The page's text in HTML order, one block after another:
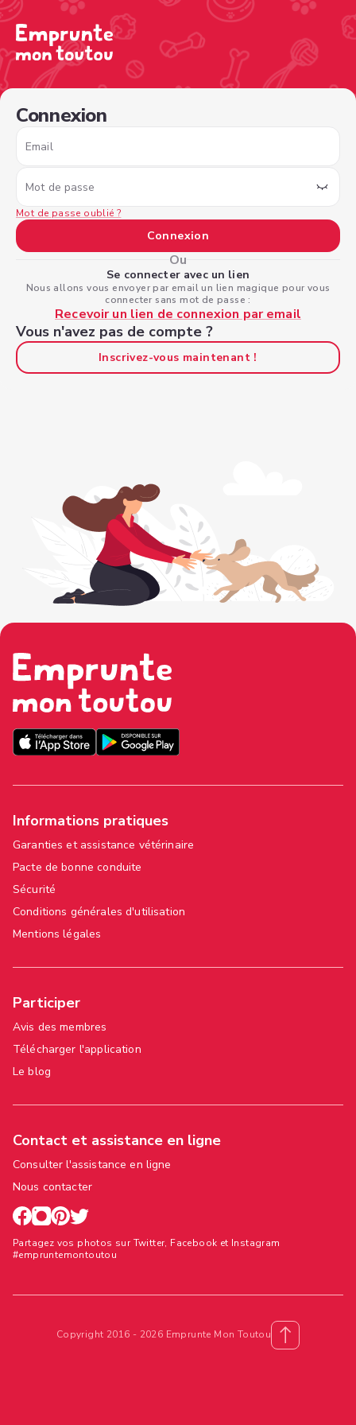
Connexion
Email
Mot de passe
Mot de passe oublié ?
Connexion
Ou
Se connecter avec un lien
Nous allons vous envoyer par email un lien magique pour vous
connecter sans mot de passe :
Recevoir un lien de connexion par email
Vous n'avez pas de compte ?
Inscrivez-vous maintenant !
Informations pratiques
Garanties et assistance vétérinaire
Pacte de bonne conduite
Sécurité
Conditions générales d'utilisation
Mentions légales
Participer
Avis des membres
Télécharger l'application
Le blog
Contact et assistance en ligne
Consulter l'assistance en ligne
Nous contacter
Partagez vos photos sur Twitter, Facebook et Instagram
#empruntemontoutou
Copyright 2016 - 2026 Emprunte Mon Toutou
/sign-in?nextPage=%2Fview-profile%2F6f282908-8c0f-